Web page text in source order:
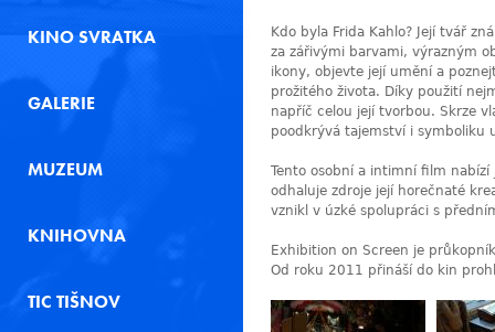
Kdo byla Frida Kahlo? Její tvář
za zářivými barvami, výrazným
ikony, objevte její umění a
prožitého života. Díky použití
napříč celou její tvorbou. Skrze
poodkrývá tajemství i symboliku
Tento osobní a intimní film
odhaluje zdroje její horečnaté
vznikl v úzké spolupráci s
Exhibition on Screen je
Od roku 2011 přináší do kin
KINO SVRATKA
GALERIE
MUZEUM
KNIHOVNA
TIC TIŠNOV